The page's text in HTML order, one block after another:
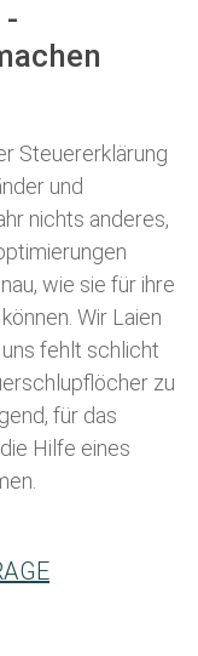
-
Steuererklärung
und
nichts anderes,
wie sie für ihre
können. Wir Laien
fehlt schlicht
zu
für das
Hilfe eines